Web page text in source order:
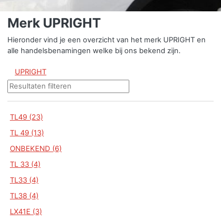
Merk UPRIGHT
Hieronder vind je een overzicht van het merk UPRIGHT en
alle handelsbenamingen welke bij ons bekend zijn.
UPRIGHT
TL49 (23)
TL 49 (13)
ONBEKEND (6)
TL 33 (4)
TL33 (4)
TL38 (4)
LX41E (3)